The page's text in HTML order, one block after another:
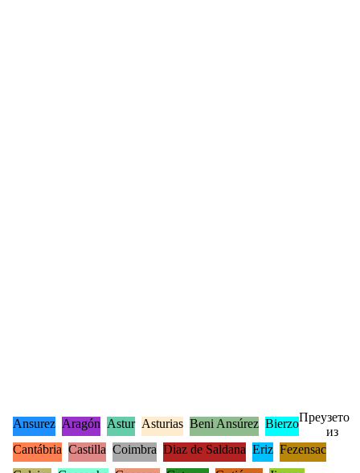
Ansurez Aragón Astur Asturias Beni Ansúrez Bierzo
Cantábria Castilla Coimbra Diaz de Saldana Eriz Fezensac
Преузето
из